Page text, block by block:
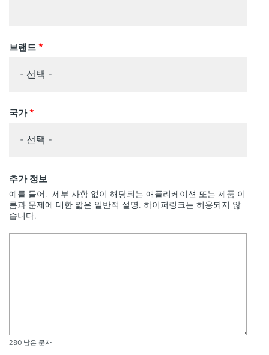
브랜드 *
국가*
추가 정보
예를 들어, 세부 사항 없이 해당되는 애플리케이션 또는 제품 이
름과 문제에 대한 짧은 일반적 설명. 하이퍼링크는 허용되지 않
습니다.
280 남은 문자